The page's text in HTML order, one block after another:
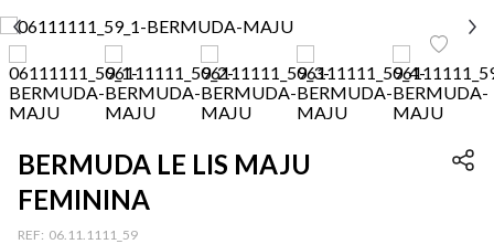
BERMUDA LE LIS MAJU
FEMININA
: 06.11.1111_59